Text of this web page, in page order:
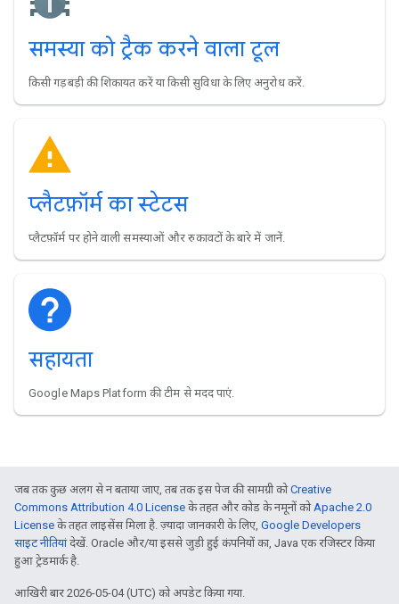
समस्या को ट्रैक करने वाला टूल
किसी गड़बड़ी की शिकायत करें या किसी सुविधा के लिए अनुरोध करें.
प्लैटफ़ॉर्म का स्टेटस
प्लैटफ़ॉर्म पर होने वाली समस्याओं और रुकावटों के बारे में जानें.
सहायता
Google Maps Platform की टीम से मदद पाएं.
जब तक कुछ अलग से न बताया जाए, तब तक इस पेज की सामग्री कोCreative
Commons Attribution 4.0 License के तहत और कोड के नमूनों कोApache 2.0
License के तहत लाइसेंस मिला है. ज़्यादा जानकारी के लिए, Google Developers
साइट नीतियांदेखें. Oracle और/या इससे जुड़ी हुई कंपनियों का, Java एक रजिस्टर किया
हुआ ट्रेडमार्क है.
आखिरी बार 2026-05-04 (UTC) को अपडेट किया गया.